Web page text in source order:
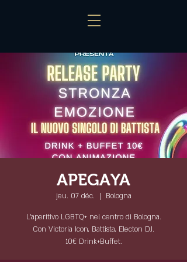
APEGAYA
jeu. 07 déc.
  |
Bologna
L'aperitivo LGBTQ+ nel centro di Bologna.
Con Victoria Icon, Battista, Electon DJ.
10€ Drink+Buffet.